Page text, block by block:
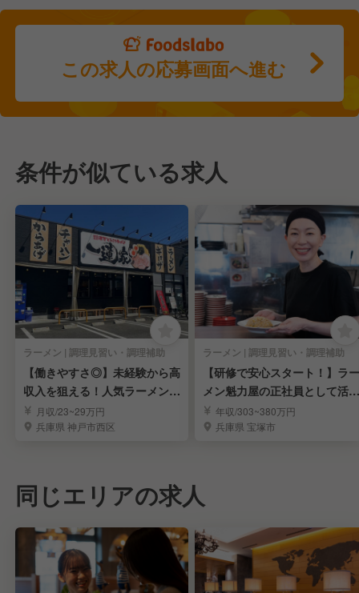
この求人の応募画面へ進む
条件が似ている求人
ラーメン | 調理見習い・調理補助
【働きやすさ◎】未経験から高
収入を狙える！人気ラーメン店
の若手スタッフ募集
月収/23~29万円
兵庫県 神戸市西区
ラーメン | 調理見習い・調理補助
【研修で安心スタート！】ラー
メン魁力屋の正社員として活躍
しませんか！
年収/303~380万円
兵庫県 宝塚市
同じエリアの求人